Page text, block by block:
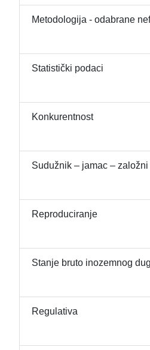
Metodologija - odabrane
Statistički podaci
Konkurentnost
Sudužnik – jamac –
Reproduciranje
Stanje bruto inozemnog
Regulativa